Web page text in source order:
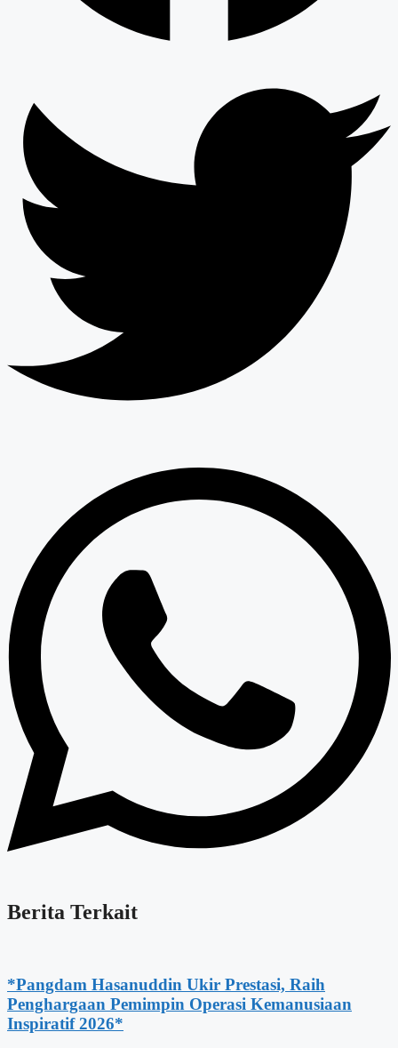
Berita Terkait
*Pangdam Hasanuddin Ukir Prestasi, Raih
Penghargaan Pemimpin Operasi Kemanusiaan
Inspiratif 2026*